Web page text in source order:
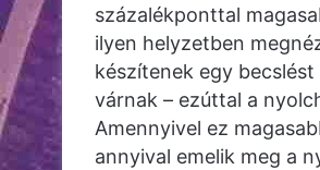
százalékponttal
ilyen helyzetben
készítenek egy
várnak – ezúttal a
Amennyivel ez
annyival emelik meg a